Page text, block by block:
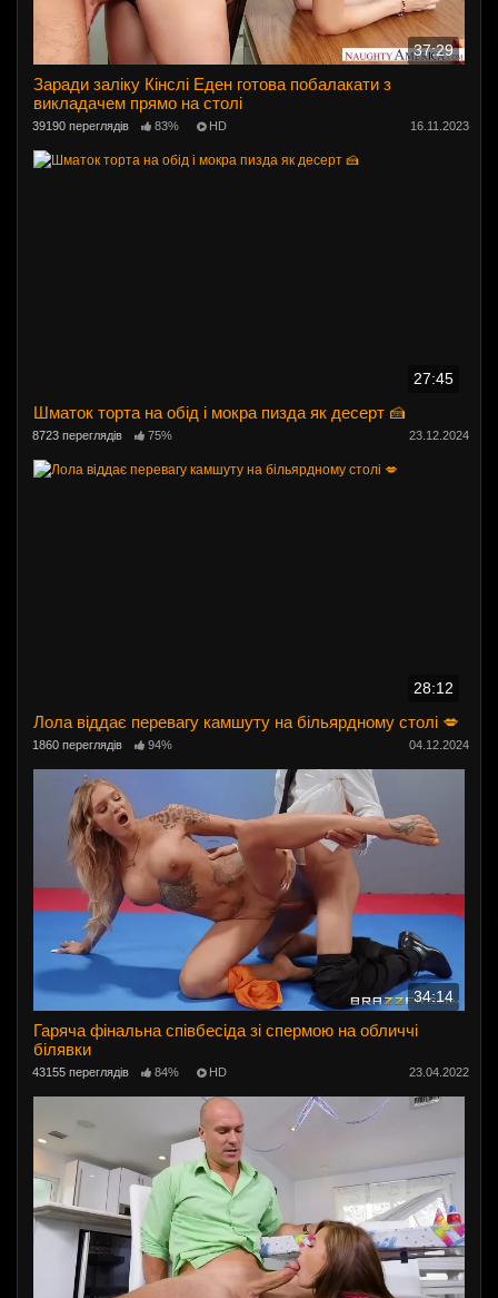
37:29
Заради заліку Кінслі Еден готова побалакати з
викладачем прямо на столі
39190 переглядів 83% HD 16.11.2023
27:45
Шматок торта на обід і мокра пизда як десерт 🍰
8723 переглядів 75% 23.12.2024
28:12
Лола віддає перевагу камшуту на більярдному столі 💋
1860 переглядів 94% 04.12.2024
34:14
Гаряча фінальна співбесіда зі спермою на обличчі
білявки
43155 переглядів 84% HD 23.04.2022